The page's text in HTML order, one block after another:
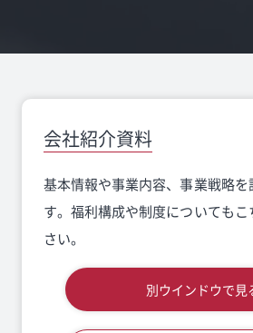
会社紹介資料
基本情報や事業内容、事業戦略を
す。福利構成や制度についても
さい。
別ウインドウで見